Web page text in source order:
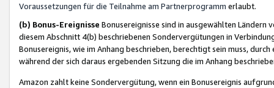
Voraussetzungen für die Teilnahme am Partnerprogramm erlaubt.
(b) Bonus-Ereignisse Bonusereignisse sind in ausgewählten Ländern
diesem Abschnitt 4(b) beschriebenen Sondervergütungen in
Bonusereignis, wie im Anhang beschrieben, berechtigt sein muss,
während der sich daraus ergebenden Sitzung die im Anhang
Amazon zahlt keine Sondervergütung, wenn ein Bonusereignis